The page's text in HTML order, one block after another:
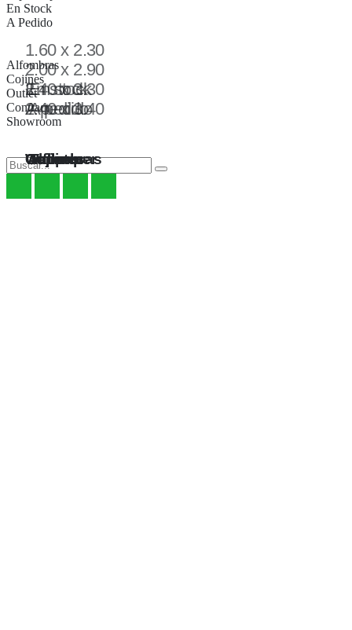
1.60 x 2.30
2.00 x 2.90
2.40 x 3.30
2.40 x 3.40
Alfombras
En stock
A pedido
Tapices
Outlet
En stock
A pedido
Wallpaper
Cojines
En Stock
A Pedido
Alfombras
Cojines
Outlet
Contract
Showroom